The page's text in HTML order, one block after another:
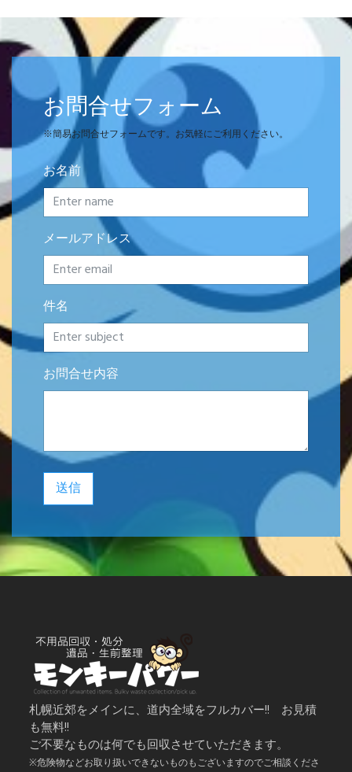
お問合せフォーム
※簡易お問合せフォームです。お気軽にご利用ください。
お名前
メールアドレス
件名
お問合せ内容
送信
札幌近郊をメインに、道内全域をフルカバー!! お見積
も無料!!
ご不要なものは何でも回収させていただきます。
※危険物などお取り扱いできないものもございますのでご相談くださ